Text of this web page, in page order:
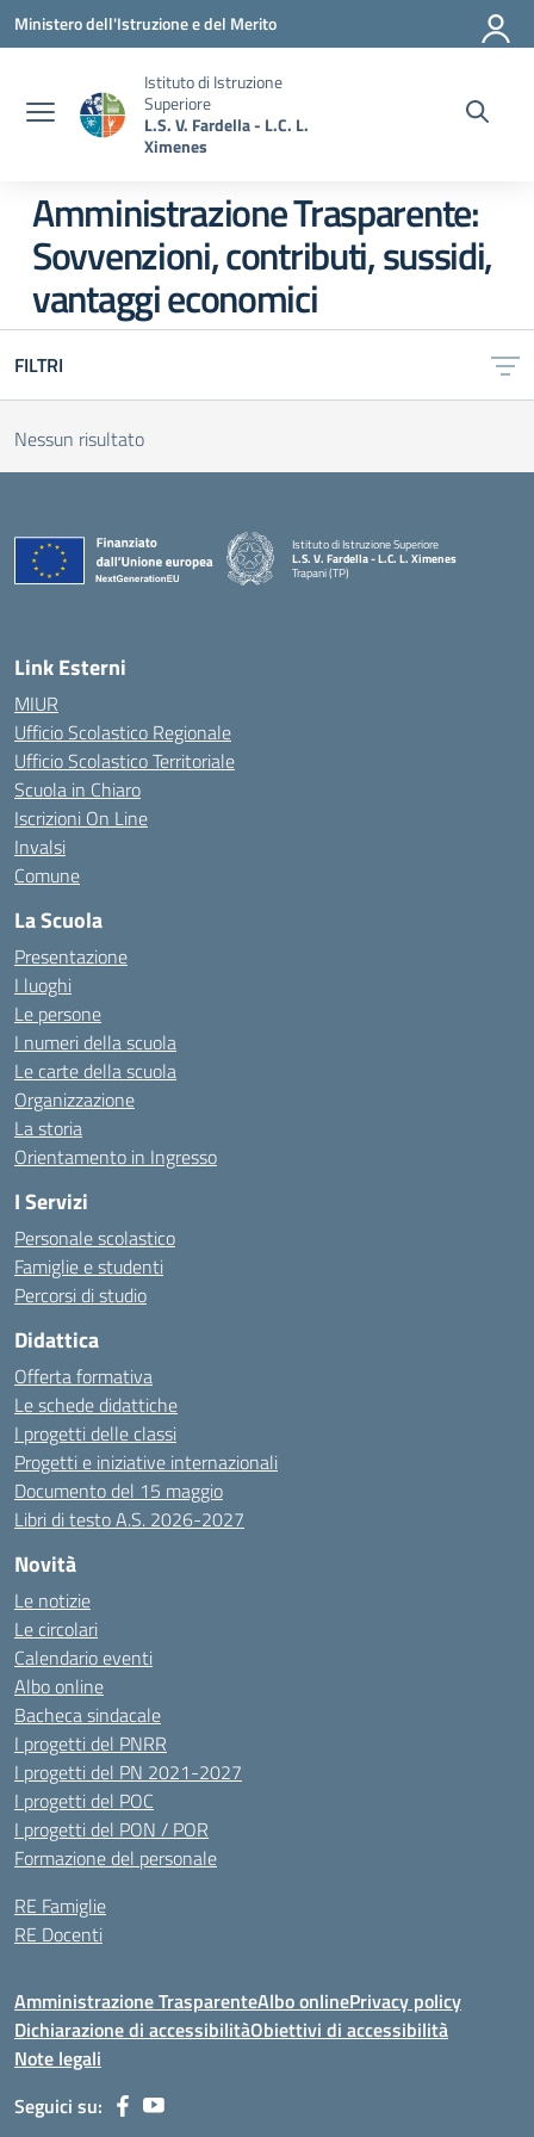
Vai ai contenuti
Vai al menu di navigazione
Vai al footer
Ministero dell'Istruzione e del Merito
Istituto di Istruzione
Superiore
L.S. V. Fardella - L.C. L.
Ximenes
Amministrazione Trasparente:
Sovvenzioni, contributi, sussidi,
vantaggi economici
FILTRI
Nessun risultato
Istituto di Istruzione Superiore
L.S. V. Fardella - L.C. L. Ximenes
Trapani (TP)
Link Esterni
MIUR
Ufficio Scolastico Regionale
Ufficio Scolastico Territoriale
Scuola in Chiaro
Iscrizioni On Line
Invalsi
Comune
La Scuola
Presentazione
I luoghi
Le persone
I numeri della scuola
Le carte della scuola
Organizzazione
La storia
Orientamento in Ingresso
I Servizi
Personale scolastico
Famiglie e studenti
Percorsi di studio
Didattica
Offerta formativa
Le schede didattiche
I progetti delle classi
Progetti e iniziative internazionali
Documento del 15 maggio
Libri di testo A.S. 2026-2027
Novità
Le notizie
Le circolari
Calendario eventi
Albo online
Bacheca sindacale
I progetti del PNRR
I progetti del PN 2021-2027
I progetti del POC
I progetti del PON / POR
Formazione del personale
RE Famiglie
RE Docenti
Amministrazione TrasparenteAlbo onlinePrivacy policy
Dichiarazione di accessibilitàObiettivi di accessibilità
Note legali
Seguici su: